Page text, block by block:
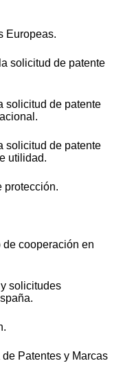
Europeas.
solicitud de patente
solicitud de patente
solicitud de patente
utilidad.
protección.
cooperación en
solicitudes
Patentes y Marcas